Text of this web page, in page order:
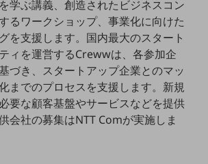
学ぶ講義、創造されたビジネスコン
るワークショップ、事業化に向けた
を支援します。国内最大のスタート
ィを運営するCrewwは、各参加企
づき、スタートアップ企業とのマッ
までのプロセスを支援します。新規
要な顧客基盤やサービスなどを提供
会社の募集はNTT Comが実施しま